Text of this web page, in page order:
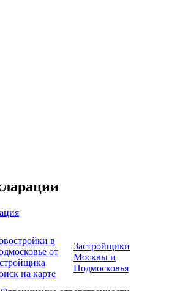
в
от
на карте
Застройщики
Москвы и
Подмосковья